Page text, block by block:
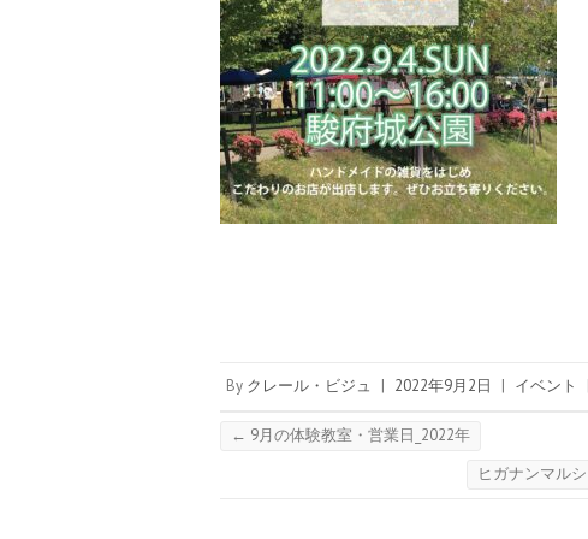
By クレール・ビジュ | 2022年9月2日 | イベント
← 9月の体験教室・営業日_2022年
ヒガナンマル